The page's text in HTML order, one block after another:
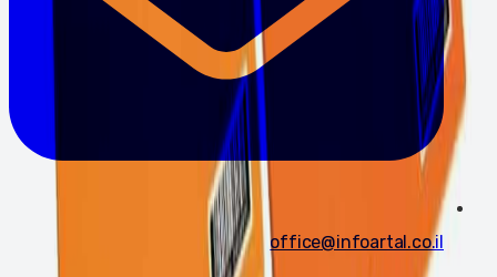
office@infoartal.co.il